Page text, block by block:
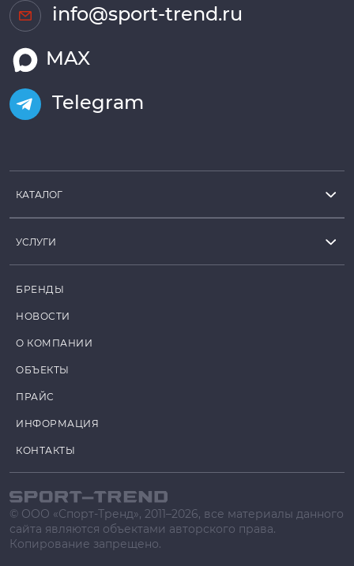
info@sport-trend.ru
MAX
Telegram
КАТАЛОГ
УСЛУГИ
БРЕНДЫ
НОВОСТИ
О КОМПАНИИ
ОБЪЕКТЫ
ПРАЙС
ИНФОРМАЦИЯ
КОНТАКТЫ
© ООО «Спорт-Тренд», 2011–2026, все материалы данного
сайта являются объектами авторского права.
Копирование запрещено.